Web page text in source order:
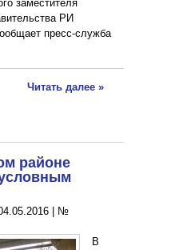
заместителя
РИ
пресс-служба
Читать далее »
районе
№
В